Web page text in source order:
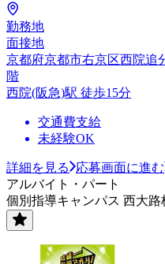
勤務地
面接地
京都府京都市右京区西院追
階
西院(阪急)駅 徒歩15分
交通費支給
未経験OK
詳細を見る
応募画面に進む
アルバイト・パート
個別指導キャンパス 西大路